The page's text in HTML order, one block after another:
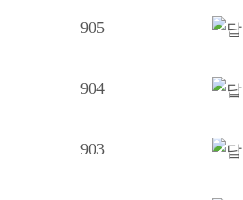
905
904
903